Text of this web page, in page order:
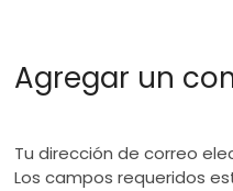
Agregar un
Tu dirección de correo
Los campos requeridos